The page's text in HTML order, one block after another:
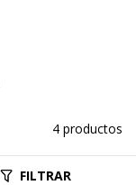
4 productos
FILTRAR